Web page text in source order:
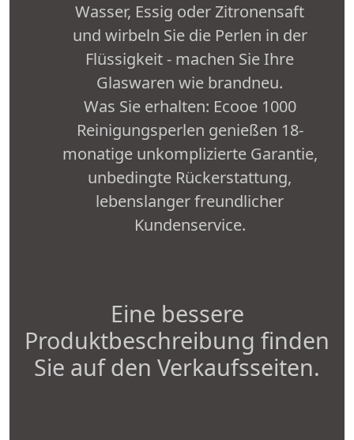
Wasser, Essig oder Zitronensaft
und wirbeln Sie die Perlen in der
Flüssigkeit - machen Sie Ihre
Glaswaren wie brandneu.
Was Sie erhalten: Ecooe 1000
Reinigungsperlen genießen 18-
monatige unkomplizierte Garantie,
unbedingte Rückerstattung,
lebenslanger freundlicher
Kundenservice.
Eine bessere
Produktbeschreibung finden
Sie auf den Verkaufsseiten.